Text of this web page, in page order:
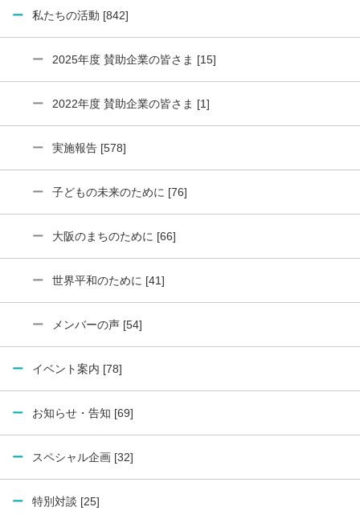
私たちの活動 [842]
2025年度 賛助企業の皆さま [15]
2022年度 賛助企業の皆さま [1]
実施報告 [578]
子どもの未来のために [76]
大阪のまちのために [66]
世界平和のために [41]
メンバーの声 [54]
イベント案内 [78]
お知らせ・告知 [69]
スペシャル企画 [32]
特別対談 [25]